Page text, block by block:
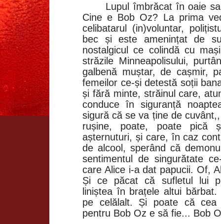
Lupul îmbrăcat în oaie
Cine e Bob Oz? La prima
celibatarul (in)voluntar,
bec și este amenințat de
nostalgicul ce colindă cu
străzile Minneapolisului,
galbenă muștar, de cașmir,
femeilor ce-și detestă soții
și fără minte, străinul care,
conduce în siguranță
sigură că se va ține de
rușine, poate, poate pică
așternuturi, și care, în caz
de alcool, sperând că
sentimentul de singurătate
care Alice i-a dat papucii. Of,
Și ce păcat că sufletul lui
liniștea în brațele altui
pe celălalt. Și poate că cea
pentru Bob Oz e să fie... Bob